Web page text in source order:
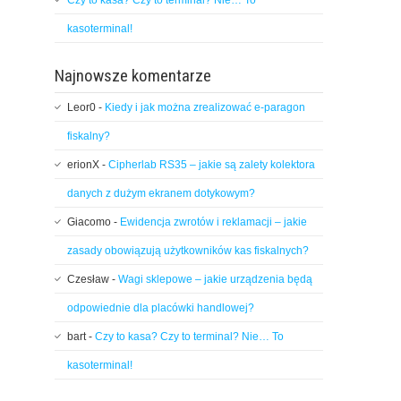
kasoterminal!
Najnowsze komentarze
Leor0 - Kiedy i jak można zrealizować e-paragon
fiskalny?
erionX - Cipherlab RS35 – jakie są zalety kolektora
danych z dużym ekranem dotykowym?
Giacomo - Ewidencja zwrotów i reklamacji – jakie
zasady obowiązują użytkowników kas fiskalnych?
Czesław - Wagi sklepowe – jakie urządzenia będą
odpowiednie dla placówki handlowej?
bart- Czy to kasa? Czy to terminal? Nie… To
kasoterminal!